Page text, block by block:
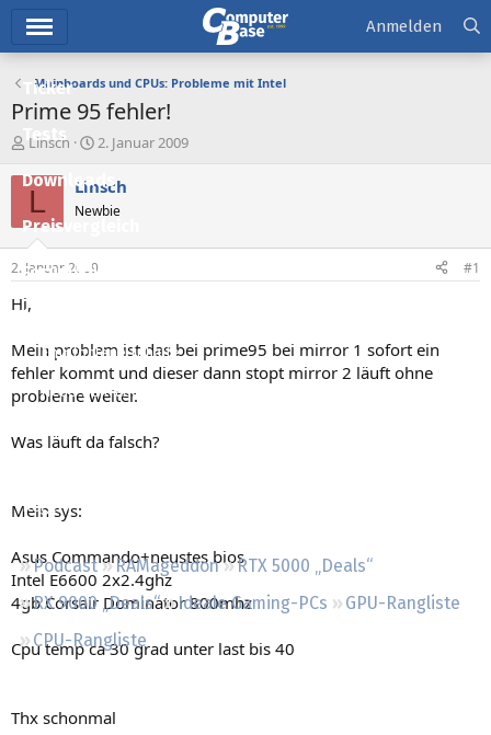
Ticker
Tests
Downloads
Preisvergleich
Forum
Aktuelles
Empfohlene Inhalte
Neue Beiträge
Regeln
Podcast RAMageddon
RTX 5000 „Deals“
RX 9000 „Deals“
Ideale Gaming-PCs
GPU-Rangliste
CPU-Rangliste
Anmelden
Mainboards und CPUs: Probleme mit Intel
Prime 95 fehler!
E
s
e
e
Linsch
E
s
e
l
t
2. Januar 2009
L Linsch
Newbie
2. Januar 2009 #1
Hi,
Mein problem ist das bei prime95 bei mirror 1 sofort ein
fehler kommt und dieser dann stopt mirror 2 läuft ohne
probleme weiter.
Was läuft da falsch?
Mein sys:
Asus Commando+neustes bios
Intel E6600 2x2.4ghz
4gb Corsair Dominator 800mhz
Cpu temp ca 30 grad unter last bis 40
Thx schonmal